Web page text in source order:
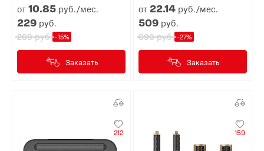
от10.85 руб./мес.
229 руб.
269руб. -15%
Заказать
от22.14 руб./мес.
509 руб.
699руб. -27%
Заказать
212 159